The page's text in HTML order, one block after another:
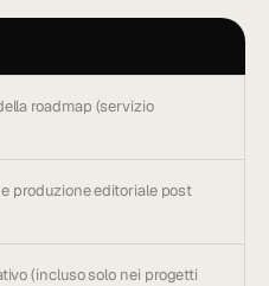
roadmap (servizio
produzione editoriale post
(incluso solo nei progetti